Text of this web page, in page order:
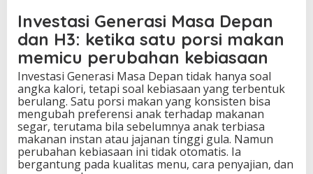
Investasi Generasi Masa Depan
dan H3: ketika satu porsi makan
memicu perubahan kebiasaan
Investasi Generasi Masa Depan tidak hanya soal
angka kalori, tetapi soal kebiasaan yang terbentuk
berulang. Satu porsi makan yang konsisten bisa
mengubah preferensi anak terhadap makanan
segar, terutama bila sebelumnya anak terbiasa
makanan instan atau jajanan tinggi gula. Namun
perubahan kebiasaan ini tidak otomatis. Ia
bergantung pada kualitas menu, cara penyajian, dan